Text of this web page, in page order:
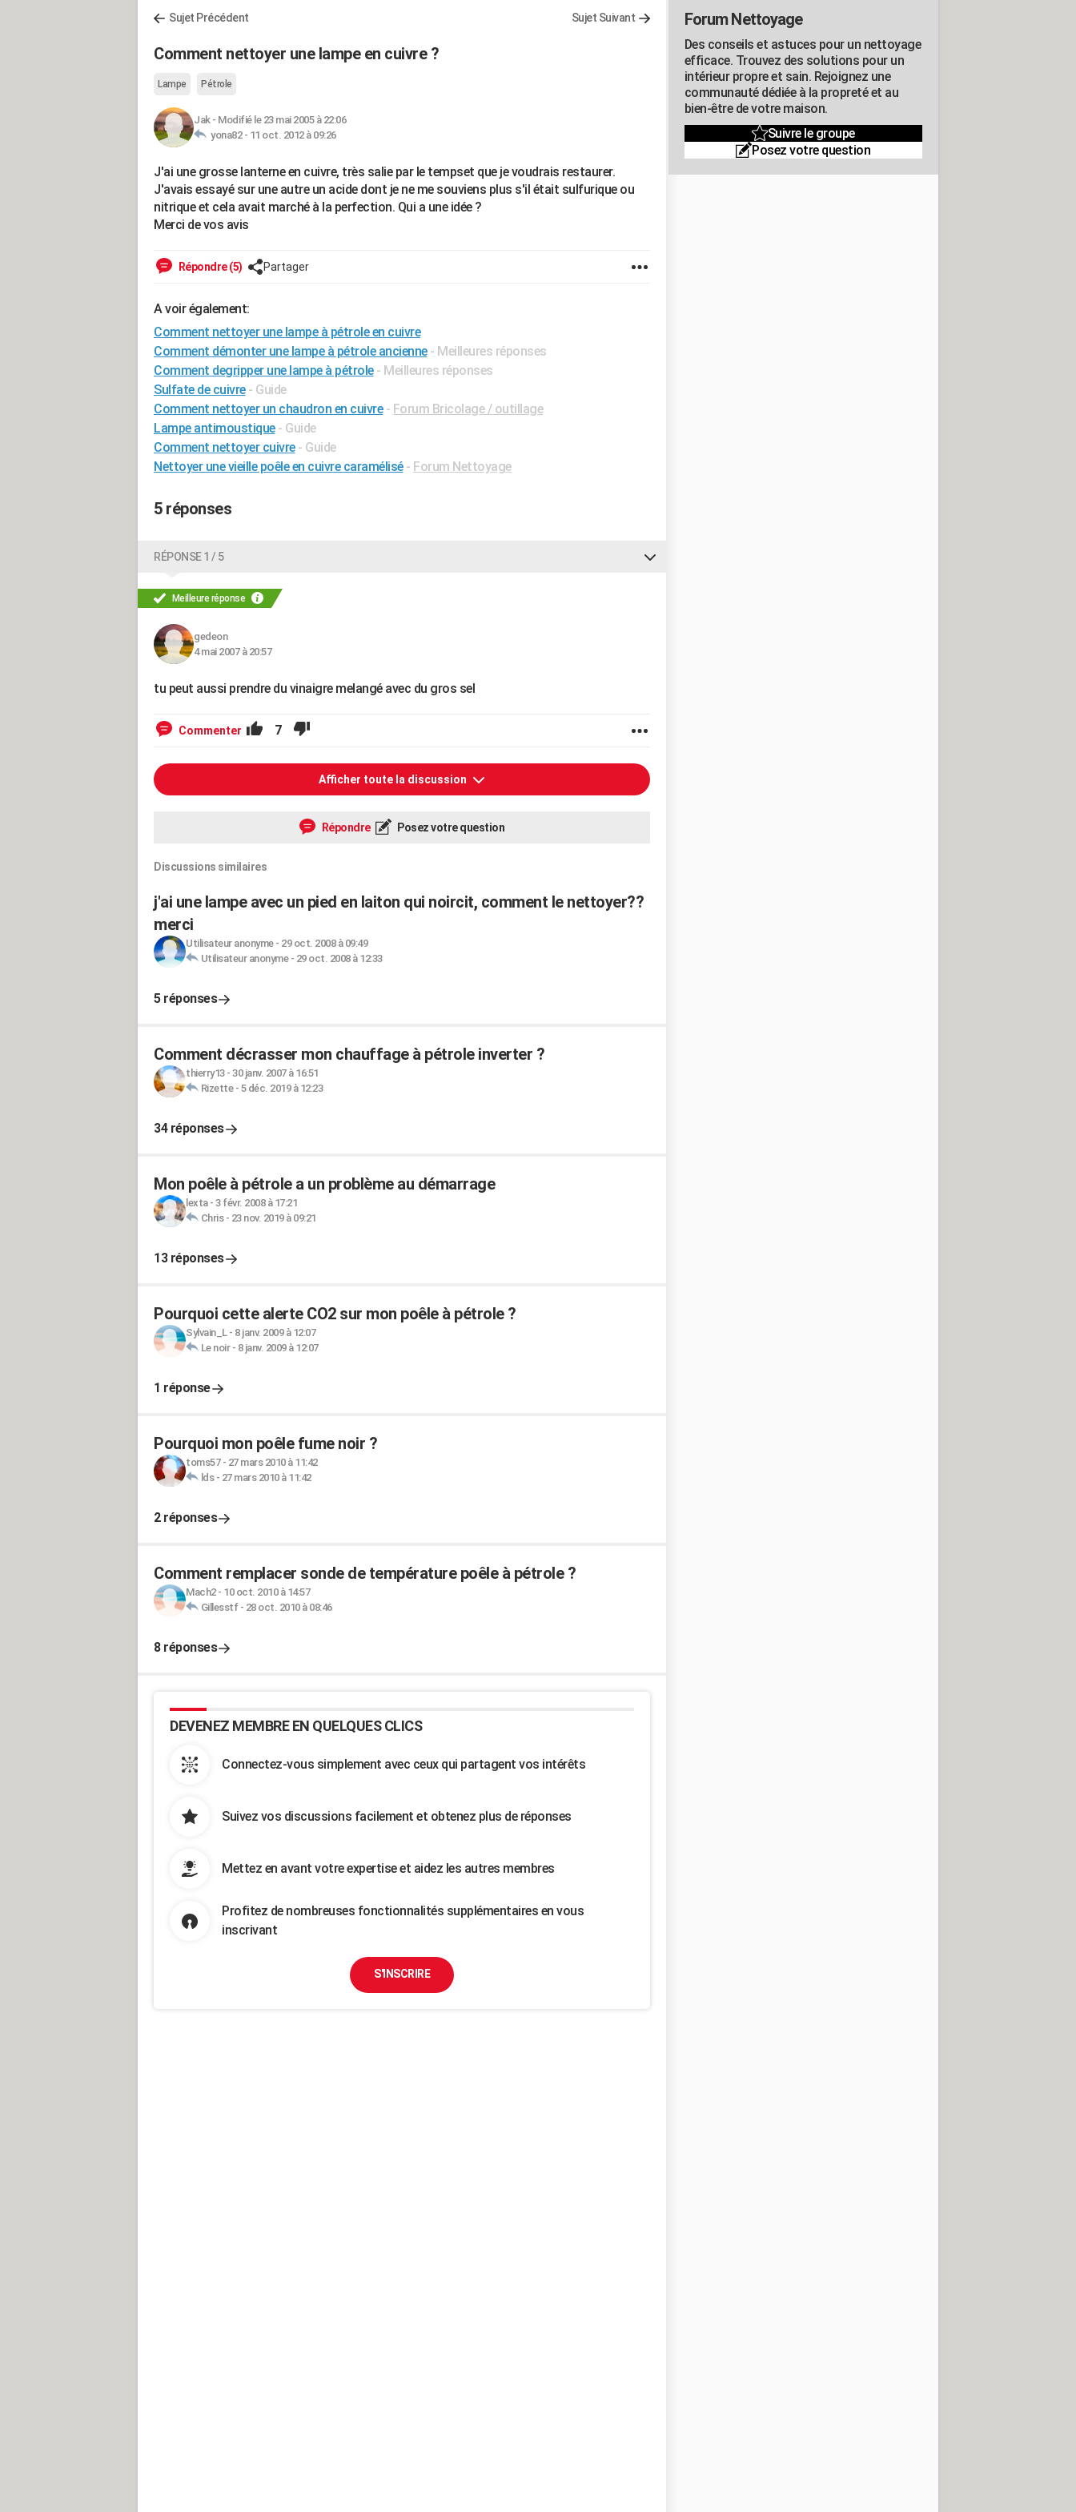
Sujet Précédent Sujet Suivant
Comment nettoyer une lampe en cuivre ?
Lampe Pétrole
Jak- Modifié le 23 mai 2005 à 22:06
yona82 - 11 oct. 2012 à 09:26
J'ai une grosse lanterne en cuivre, très salie par le tempset que je voudrais restaurer.
J'avais essayé sur une autre un acide dont je ne me souviens plus s'il était sulfurique ou
nitrique et cela avait marché à la perfection. Qui a une idée ?
Merci de vos avis
Répondre (5) Partager
A voir également:
Comment nettoyer une lampe à pétrole en cuivre
Comment démonter une lampe à pétrole ancienne - Meilleures réponses
Comment degripper une lampe à pétrole - Meilleures réponses
Sulfate de cuivre - Guide
Comment nettoyer un chaudron en cuivre - Forum Bricolage / outillage
Lampe antimoustique - Guide
Comment nettoyer cuivre - Guide
Nettoyer une vieille poêle en cuivre caramélisé - Forum Nettoyage
5 réponses
RÉPONSE 1 / 5
Meilleure réponse
gedeon
4 mai 2007 à 20:57
tu peut aussi prendre du vinaigre melangé avec du gros sel
Commenter 7
Afficher toute la discussion
Répondre Posez votre question
Discussions similaires
j'ai une lampe avec un pied en laiton qui noircit, comment le nettoyer??
merci
Utilisateur anonyme- 29 oct. 2008 à 09:49
Utilisateur anonyme- 29 oct. 2008 à 12:33
5 réponses
Comment décrasser mon chauffage à pétrole inverter ?
thierry13- 30 janv. 2007 à 16:51
Rizette- 5 déc. 2019 à 12:23
34 réponses
Mon poêle à pétrole a un problème au démarrage
lexta- 3 févr. 2008 à 17:21
Chris- 23 nov. 2019 à 09:21
13 réponses
Pourquoi cette alerte CO2 sur mon poêle à pétrole ?
Sylvain_L- 8 janv. 2009 à 12:07
Le noir- 8 janv. 2009 à 12:07
1 réponse
Pourquoi mon poêle fume noir ?
toms57- 27 mars 2010 à 11:42
lds- 27 mars 2010 à 11:42
2 réponses
Comment remplacer sonde de température poêle à pétrole ?
Mach2- 10 oct. 2010 à 14:57
Gillesstf- 28 oct. 2010 à 08:46
8 réponses
DEVENEZ MEMBRE EN QUELQUES CLICS
Connectez-vous simplement avec ceux qui partagent vos intérêts
Suivez vos discussions facilement et obtenez plus de réponses
Mettez en avant votre expertise et aidez les autres membres
Profitez de nombreuses fonctionnalités supplémentaires en vous
inscrivant
S'INSCRIRE
Forum Nettoyage
Des conseils et astuces pour un nettoyage
efficace. Trouvez des solutions pour un
intérieur propre et sain. Rejoignez une
communauté dédiée à la propreté et au
bien-être de votre maison.
Suivre le groupe
Posez votre question